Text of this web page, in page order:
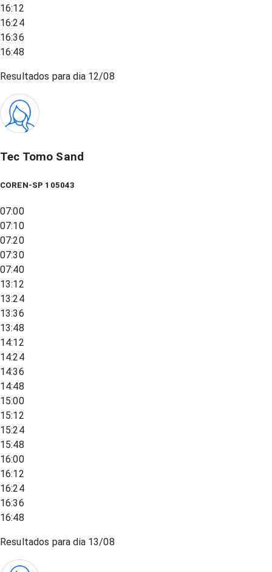
16:12
16:24
16:36
16:48
Resultados para dia 12/08
Tec Tomo Sand
COREN-SP 105043
07:00
07:10
07:20
07:30
07:40
13:12
13:24
13:36
13:48
14:12
14:24
14:36
14:48
15:00
15:12
15:24
15:48
16:00
16:12
16:24
16:36
16:48
Resultados para dia 13/08